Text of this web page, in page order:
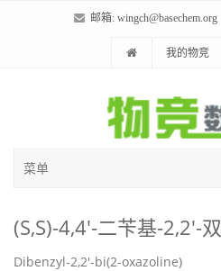
邮箱: wingch@basechem.org
我的物竞
菜单
(S,S)-4,4'-二苄基-2,2'-
Dibenzyl-2,2'-bi(2-oxazoline)